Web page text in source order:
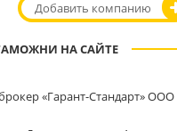
Добавить компанию
НА САЙТЕ
«Гарант-Стандарт» ООО